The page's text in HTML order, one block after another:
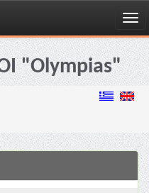
"Olympias"